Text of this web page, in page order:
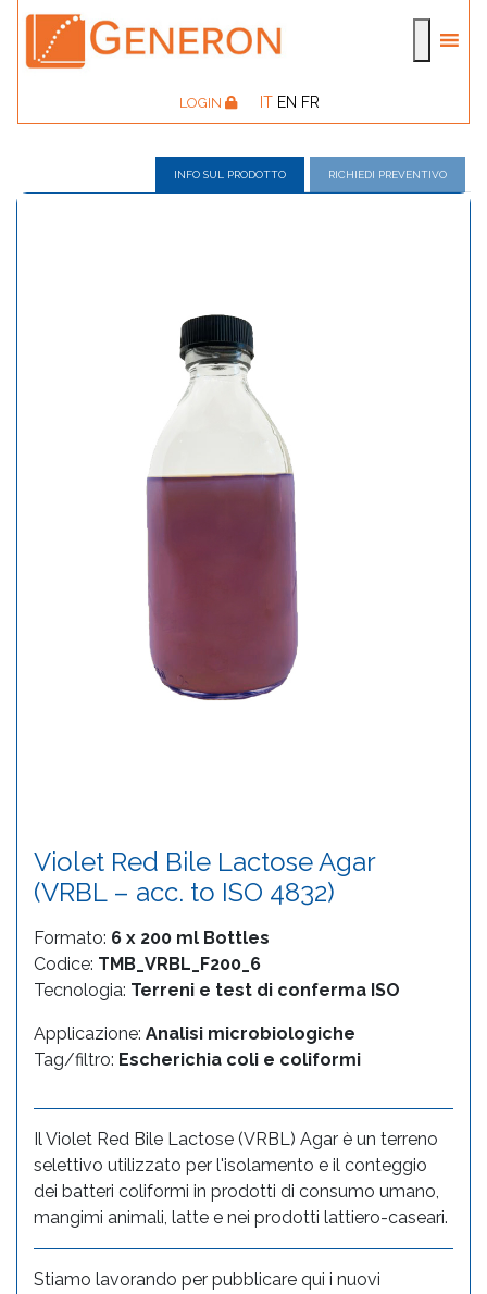
LOGIN IT EN FR
INFO SUL PRODOTTO RICHIEDI PREVENTIVO
Violet Red Bile Lactose Agar
(VRBL – acc. to ISO 4832)
Formato: 6 x 200 ml Bottles
Codice: TMB_VRBL_F200_6
Tecnologia: Terreni e test di conferma ISO
Applicazione: Analisi microbiologiche
Tag/filtro: Escherichia coli e coliformi
Il Violet Red Bile Lactose (VRBL) Agar è un terreno
selettivo utilizzato per l'isolamento e il conteggio
dei batteri coliformi in prodotti di consumo umano,
mangimi animali, latte e nei prodotti lattiero-caseari.
Stiamo lavorando per pubblicare qui i nuovi